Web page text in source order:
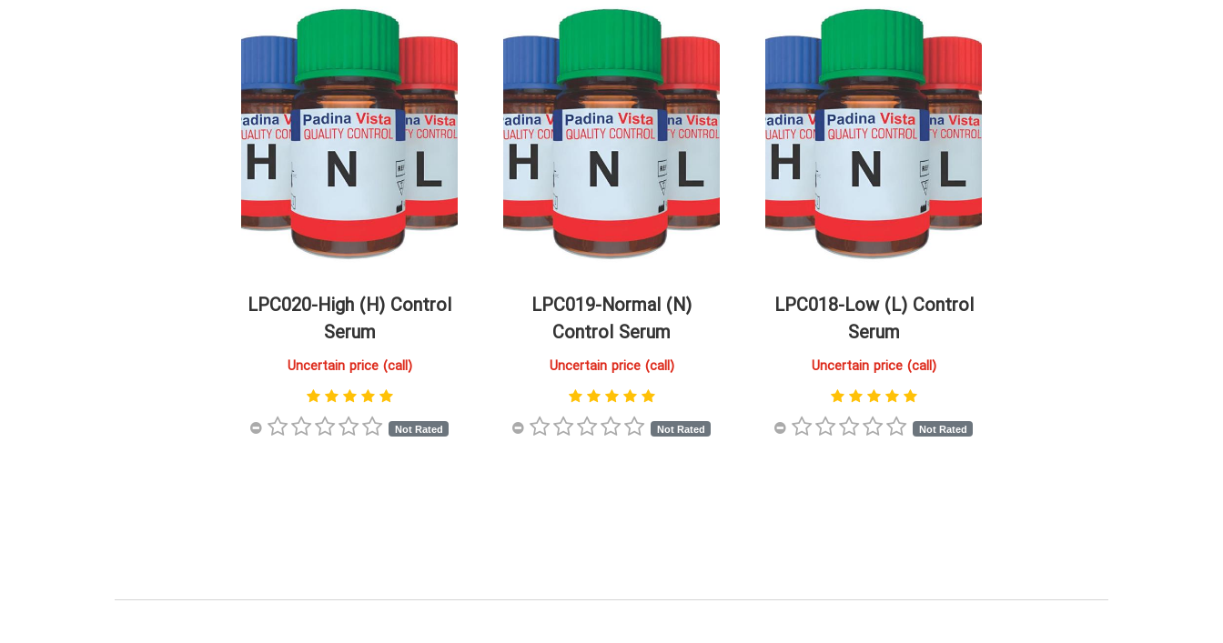
LPC020-High (H) Control
Serum
Uncertain price (call)
Not Rated
LPC019-Normal (N)
Control Serum
Uncertain price (call)
Not Rated
LPC018-Low (L) Control
Serum
Uncertain price (call)
Not Rated